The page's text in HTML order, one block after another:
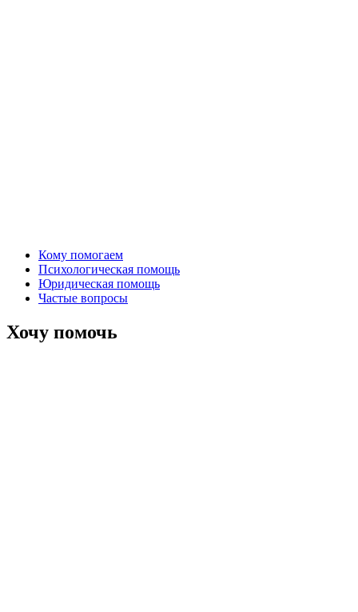
Кому помогаем
Психологическая помощь
Юридическая помощь
Частые вопросы
Хочу помочь